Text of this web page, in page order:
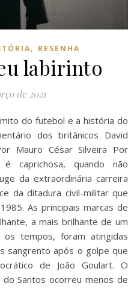
, RESENHA
labirinto
de 2021
dos britânicos David
Mauro César Silveira Por
caprichosa, quando não
da extraordinária carreira
da ditadura civil-militar que
As principais marcas de
a mais brilhante de um
tempos, foram atingidas
sangrento após o golpe que
de João Goulart. O
Santos ocorreu menos de